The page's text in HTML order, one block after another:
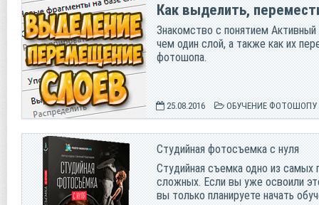
Как выделить,
Знакомство с понятием
чем один слой, а также как их
фотошопа.
25.08.2016 ОБУЧЕНИЕ ФОТОШОПУ
Студийная фотосъемка с нуля
Студийная съемка одно из
сложных. Если вы уже освоили
вы только планируете начать